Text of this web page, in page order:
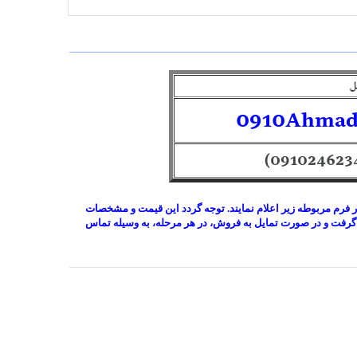
فرم مربوطه زیر اعلام نمایند. توجه گردد این قیمت و مشخصات
و در صورت تمایل به فروش، در هر مرحله، به وسیله تماس